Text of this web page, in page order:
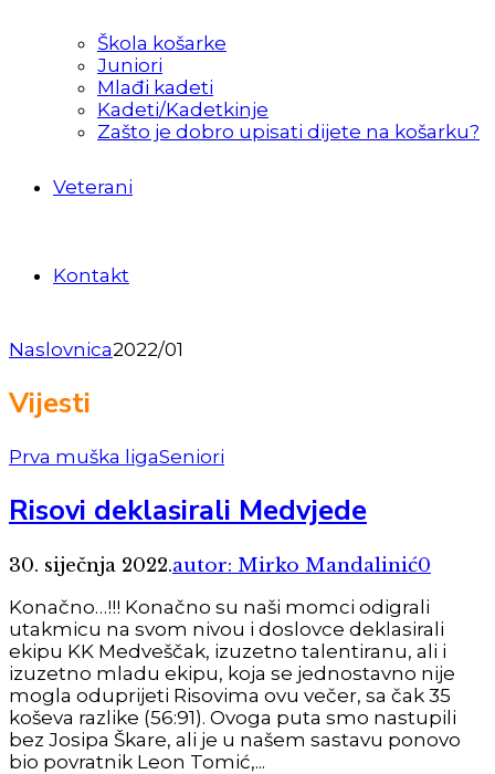
Škola košarke
Juniori
Mlađi kadeti
Kadeti/Kadetkinje
Zašto je dobro upisati dijete na košarku?
Veterani
Kontakt
Naslovnica2022/01
Vijesti
Prva muška ligaSeniori
Risovi deklasirali Medvjede
30. siječnja 2022.autor: Mirko Mandalinić0
Konačno…!!! Konačno su naši momci odigrali
utakmicu na svom nivou i doslovce deklasirali
ekipu KK Medveščak, izuzetno talentiranu, ali i
izuzetno mladu ekipu, koja se jednostavno nije
mogla oduprijeti Risovima ovu večer, sa čak 35
koševa razlike (56:91). Ovoga puta smo nastupili
bez Josipa Škare, ali je u našem sastavu ponovo
bio povratnik Leon Tomić,...